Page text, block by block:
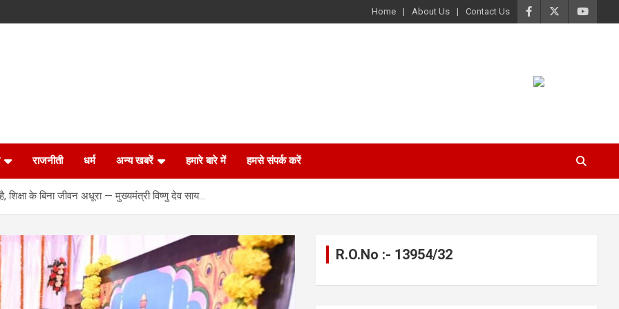
Home About Us Contact Us
राजनीती धर्म अन्य खबरें हमारे बारे में हमसे संपर्क करें
शिक्षा के बिना जीवन अधूरा — मुख्यमंत्री विष्णु देव साय…
R.O.No :- 13954/32